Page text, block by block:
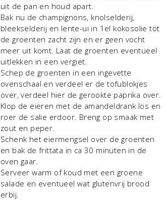
uit de pan en houd apart.
Bak nu de champignons, knolselderij,
bleekselderij en lente-ui in 1el kokosolie tot
de groenten zacht zijn en er geen vocht
meer uit komt. Laat de groenten eventueel
uitlekken in een vergiet.
Schep de groenten in een ingevette
ovenschaal en verdeel er de tofublokjes
over, verdeel hier de gerookte paprika over.
Klop de eieren met de amandeldrank los en
roer de salie erdoor. Breng op smaak met
zout en peper.
Schenk het eiermengsel over de groenten
en bak de frittata in ca 30 minuten in de
oven gaar.
Serveer warm of koud met een groene
salade en eventueel wat glutenvrij brood
erbij.